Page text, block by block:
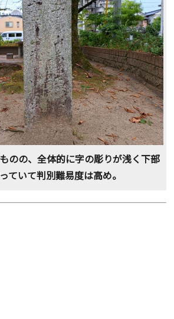
のの、全体的に字の彫りが浅く下部
ていて判別難易度は高め。